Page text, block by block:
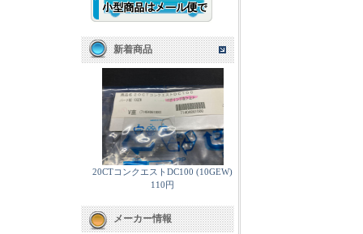
新着商品
20CTコンクエストDC100 (10GEW)
110円
メーカー情報